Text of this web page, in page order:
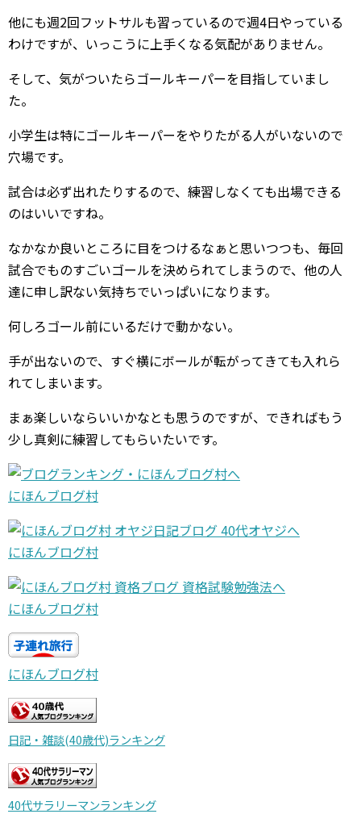
他にも週2回フットサルも習っているので週4日やっている
わけですが、いっこうに上手くなる気配がありません。
そして、気がついたらゴールキーパーを目指していまし
た。
小学生は特にゴールキーパーをやりたがる人がいないので
穴場です。
試合は必ず出れたりするので、練習しなくても出場できる
のはいいですね。
なかなか良いところに目をつけるなぁと思いつつも、毎回
試合でものすごいゴールを決められてしまうので、他の人
達に申し訳ない気持ちでいっぱいになります。
何しろゴール前にいるだけで動かない。
手が出ないので、すぐ横にボールが転がってきても入れら
れてしまいます。
まぁ楽しいならいいかなとも思うのですが、できればもう
少し真剣に練習してもらいたいです。
にほんブログ村
にほんブログ村
にほんブログ村
にほんブログ村
日記・雑談(40歳代)ランキング
40代サラリーマンランキング